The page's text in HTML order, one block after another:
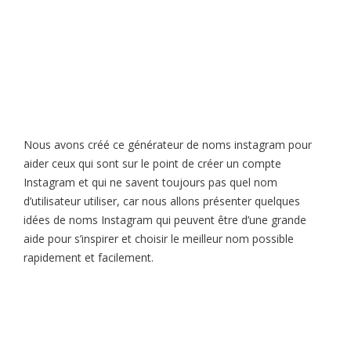
Nous avons créé ce générateur de noms instagram pour
aider ceux qui sont sur le point de créer un compte
Instagram et qui ne savent toujours pas quel nom
d’utilisateur utiliser, car nous allons présenter quelques
idées de noms Instagram qui peuvent être d’une grande
aide pour s’inspirer et choisir le meilleur nom possible
rapidement et facilement.